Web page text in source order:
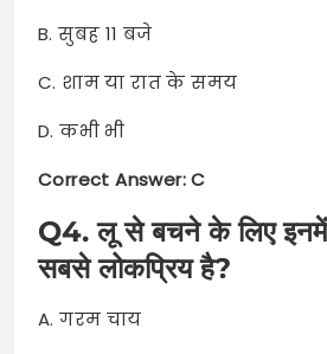
B. सुबह 11 बजे
C. शाम या रात के समय
D. कभी भी
Correct Answer: C
Q4. लू से बचने के लिए
सबसे लोकप्रिय है?
A. गरम चाय